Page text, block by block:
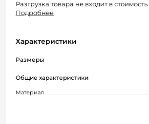
Разгрузка товара не входит в стоимость
Подробнее
Характеристики
Размеры
Общие характеристики
Материал